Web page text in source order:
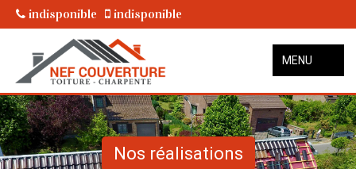
indisponible indisponible
MENU
Nos réalisations